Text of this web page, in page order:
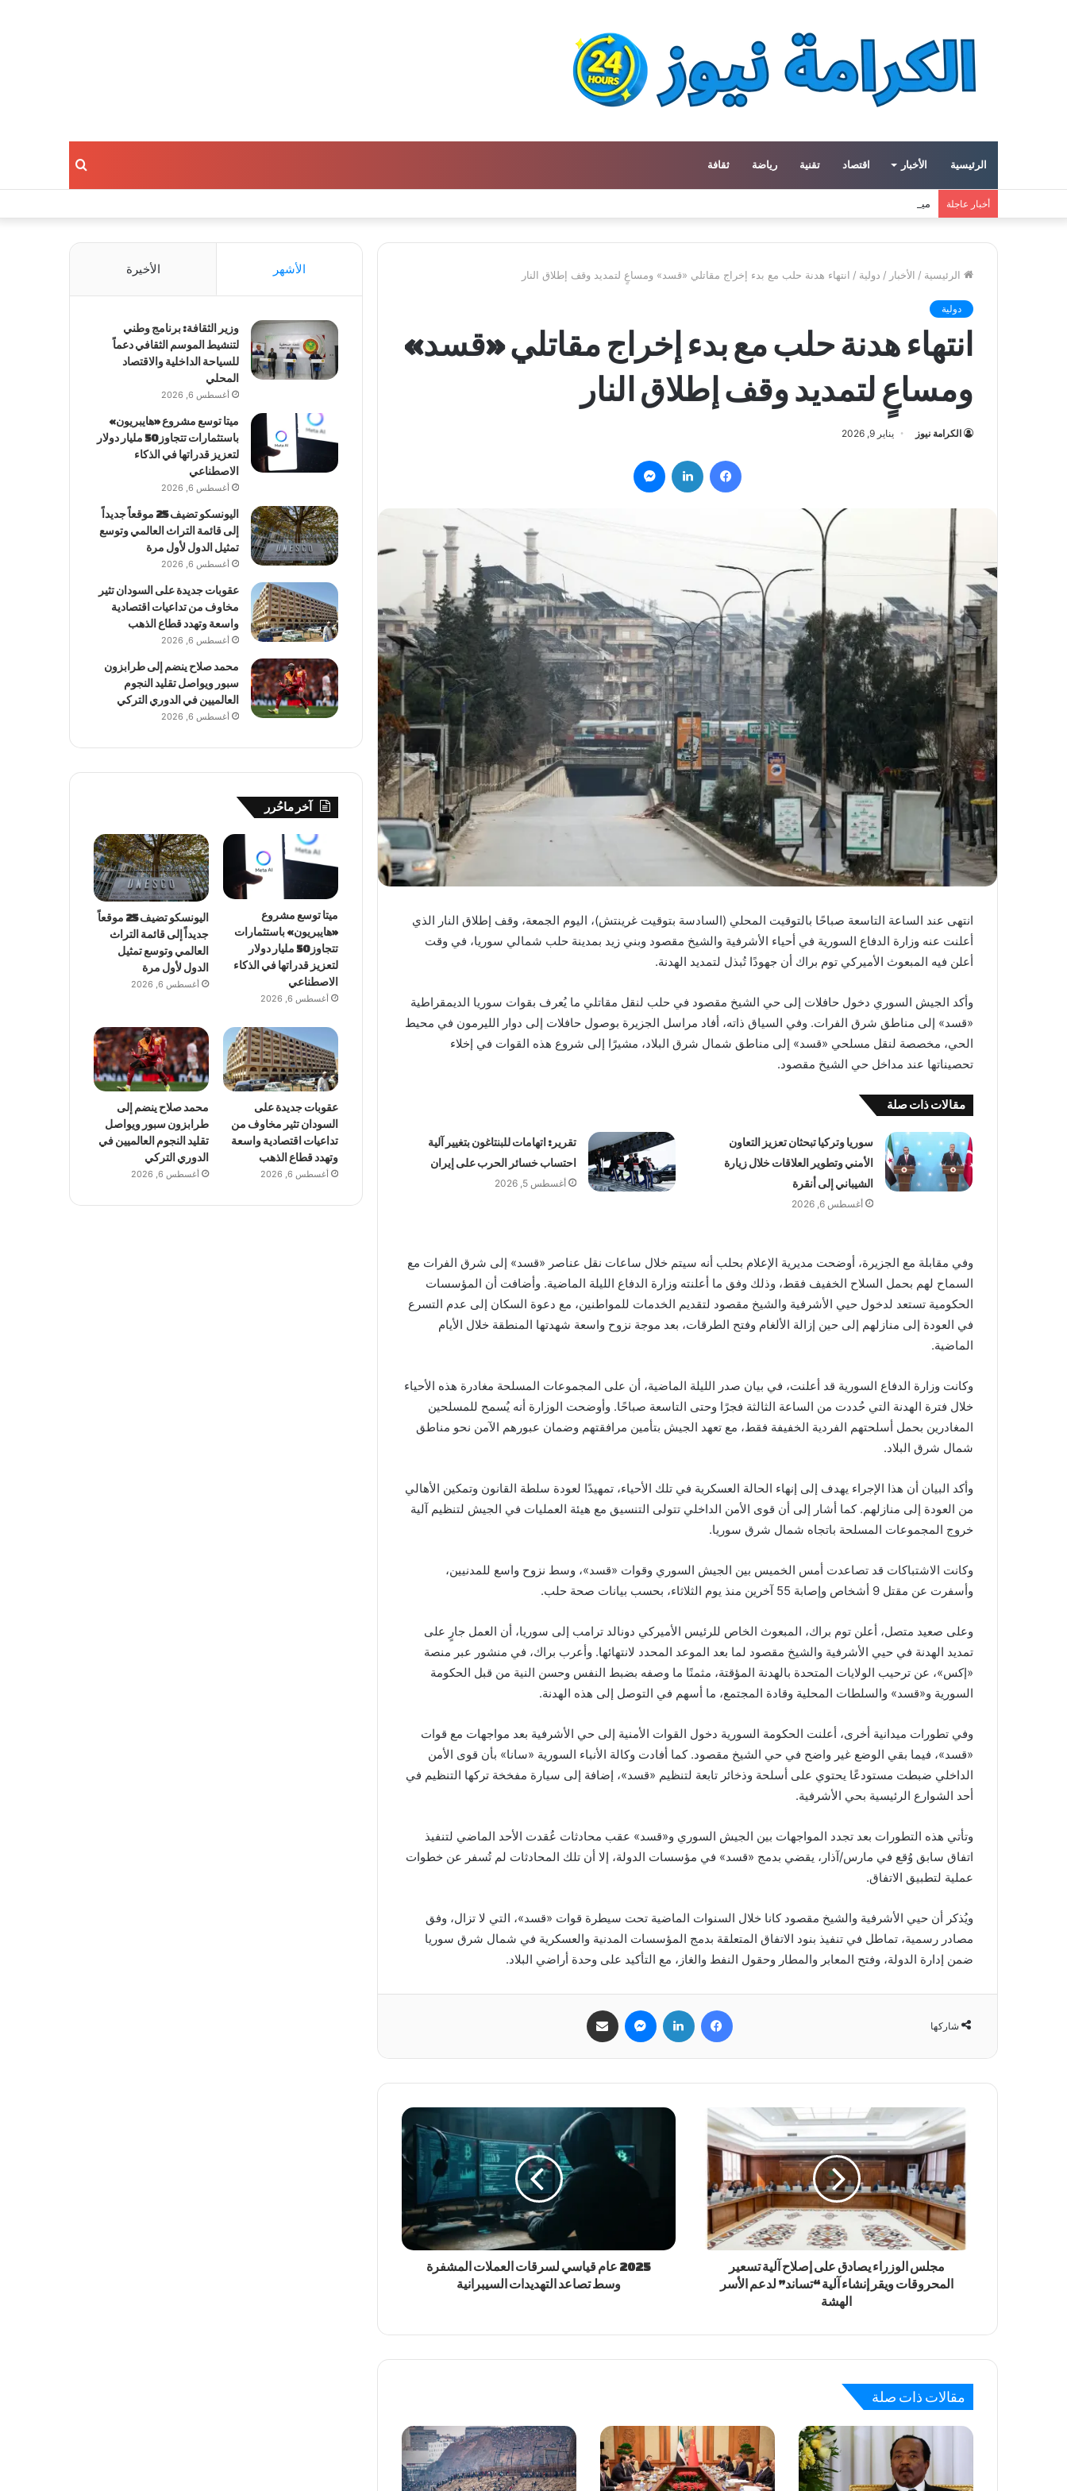
الرئيسية الأخبار اقتصاد تقنية رياضة ثقافة بحث
أخبار عاجلة ميتا توسع مشروع «هايبريون» باستثمارات تتجاوز 50 مليار دولار لتعزيز قدراتها في الذكاء الاصطناعي
الرئيسية / الأخبار / دولية / انتهاء هدنة حلب مع بدء إخراج مقاتلي «قسد» ومساعٍ لتمديد وقف إطلاق النار
دولية
انتهاء هدنة حلب مع بدء إخراج مقاتلي «قسد»
ومساعٍ لتمديد وقف إطلاق النار
الكرامة نيوز يناير 9, 2026
فيسبوك لينكدإن
انتهى عند الساعة التاسعة صباحًا بالتوقيت المحلي (السادسة بتوقيت غرينتش)، اليوم الجمعة، وقف إطلاق النار الذي
أعلنت عنه وزارة الدفاع السورية في أحياء الأشرفية والشيخ مقصود وبني زيد بمدينة حلب شمالي سوريا، في وقت
أعلن فيه المبعوث الأميركي توم براك أن جهودًا تُبذل لتمديد الهدنة.
وأكد الجيش السوري دخول حافلات إلى حي الشيخ مقصود في حلب لنقل مقاتلي ما يُعرف بقوات سوريا الديمقراطية
«قسد» إلى مناطق شرق الفرات. وفي السياق ذاته، أفاد مراسل الجزيرة بوصول حافلات إلى دوار الليرمون في محيط
الحي، مخصصة لنقل مسلحي «قسد» إلى مناطق شمال شرق البلاد، مشيرًا إلى شروع هذه القوات في إخلاء
تحصيناتها عند مداخل حي الشيخ مقصود.
مقالات ذات صلة
سوريا وتركيا تبحثان تعزيز التعاون
الأمني وتطوير العلاقات خلال زيارة
الشيباني إلى أنقرة
أغسطس 6, 2026
تقرير: اتهامات للبنتاغون بتغيير آلية
احتساب خسائر الحرب على إيران
أغسطس 5, 2026
وفي مقابلة مع الجزيرة، أوضحت مديرية الإعلام بحلب أنه سيتم خلال ساعات نقل عناصر «قسد» إلى شرق الفرات مع
السماح لهم بحمل السلاح الخفيف فقط، وذلك وفق ما أعلنته وزارة الدفاع الليلة الماضية. وأضافت أن المؤسسات
الحكومية تستعد لدخول حيي الأشرفية والشيخ مقصود لتقديم الخدمات للمواطنين، مع دعوة السكان إلى عدم التسرع
في العودة إلى منازلهم إلى حين إزالة الألغام وفتح الطرقات، بعد موجة نزوح واسعة شهدتها المنطقة خلال الأيام
الماضية.
وكانت وزارة الدفاع السورية قد أعلنت، في بيان صدر الليلة الماضية، أن على المجموعات المسلحة مغادرة هذه الأحياء
خلال فترة الهدنة التي حُددت من الساعة الثالثة فجرًا وحتى التاسعة صباحًا. وأوضحت الوزارة أنه يُسمح للمسلحين
المغادرين بحمل أسلحتهم الفردية الخفيفة فقط، مع تعهد الجيش بتأمين مرافقتهم وضمان عبورهم الآمن نحو مناطق
شمال شرق البلاد.
وأكد البيان أن هذا الإجراء يهدف إلى إنهاء الحالة العسكرية في تلك الأحياء، تمهيدًا لعودة سلطة القانون وتمكين الأهالي
من العودة إلى منازلهم. كما أشار إلى أن قوى الأمن الداخلي تتولى التنسيق مع هيئة العمليات في الجيش لتنظيم آلية
خروج المجموعات المسلحة باتجاه شمال شرق سوريا.
وكانت الاشتباكات قد تصاعدت أمس الخميس بين الجيش السوري وقوات «قسد»، وسط نزوح واسع للمدنيين،
وأسفرت عن مقتل 9 أشخاص وإصابة 55 آخرين منذ يوم الثلاثاء، بحسب بيانات صحة حلب.
وعلى صعيد متصل، أعلن توم براك، المبعوث الخاص للرئيس الأميركي دونالد ترامب إلى سوريا، أن العمل جارٍ على
تمديد الهدنة في حيي الأشرفية والشيخ مقصود لما بعد الموعد المحدد لانتهائها. وأعرب براك، في منشور عبر منصة
«إكس»، عن ترحيب الولايات المتحدة بالهدنة المؤقتة، مثمنًا ما وصفه بضبط النفس وحسن النية من قبل الحكومة
السورية و«قسد» والسلطات المحلية وقادة المجتمع، ما أسهم في التوصل إلى هذه الهدنة.
وفي تطورات ميدانية أخرى، أعلنت الحكومة السورية دخول القوات الأمنية إلى حي الأشرفية بعد مواجهات مع قوات
«قسد»، فيما بقي الوضع غير واضح في حي الشيخ مقصود. كما أفادت وكالة الأنباء السورية «سانا» بأن قوى الأمن
الداخلي ضبطت مستودعًا يحتوي على أسلحة وذخائر تابعة لتنظيم «قسد»، إضافة إلى سيارة مفخخة تركها التنظيم في
أحد الشوارع الرئيسية بحي الأشرفية.
وتأتي هذه التطورات بعد تجدد المواجهات بين الجيش السوري و«قسد» عقب محادثات عُقدت الأحد الماضي لتنفيذ
اتفاق سابق وُقع في مارس/آذار، يقضي بدمج «قسد» في مؤسسات الدولة، إلا أن تلك المحادثات لم تُسفر عن خطوات
عملية لتطبيق الاتفاق.
ويُذكر أن حيي الأشرفية والشيخ مقصود كانا خلال السنوات الماضية تحت سيطرة قوات «قسد»، التي لا تزال، وفق
مصادر رسمية، تماطل في تنفيذ بنود الاتفاق المتعلقة بدمج المؤسسات المدنية والعسكرية في شمال شرق سوريا
ضمن إدارة الدولة، وفتح المعابر والمطار وحقول النفط والغاز، مع التأكيد على وحدة أراضي البلاد.
شاركها
فيسبوك لينكدإن ماسنجر
مجلس الوزراء يصادق على إصلاح آلية تسعير
المحروقات ويقر إنشاء آلية “تساند” لدعم الأسر
الهشة
2025 عام قياسي لسرقات العملات المشفرة
وسط تصاعد التهديدات السيبرانية
مقالات ذات صلة
الأشهر الأخيرة
وزير الثقافة: برنامج وطني
لتنشيط الموسم الثقافي دعماً
للسياحة الداخلية والاقتصاد
المحلي
أغسطس 6, 2026
ميتا توسع مشروع «هايبريون»
باستثمارات تتجاوز 50 مليار دولار
لتعزيز قدراتها في الذكاء
الاصطناعي
أغسطس 6, 2026
اليونسكو تضيف 25 موقعاً جديداً
إلى قائمة التراث العالمي وتوسع
تمثيل الدول لأول مرة
أغسطس 6, 2026
عقوبات جديدة على السودان تثير
مخاوف من تداعيات اقتصادية
واسعة وتهدد قطاع الذهب
أغسطس 6, 2026
محمد صلاح ينضم إلى طرابزون
سبور ويواصل تقليد النجوم
العالميين في الدوري التركي
أغسطس 6, 2026
آخر ماحُرر
ميتا توسع مشروع
«هايبريون» باستثمارات
تتجاوز 50 مليار دولار
لتعزيز قدراتها في الذكاء
الاصطناعي
أغسطس 6, 2026
اليونسكو تضيف 25 موقعاً
جديداً إلى قائمة التراث
العالمي وتوسع تمثيل
الدول لأول مرة
أغسطس 6, 2026
عقوبات جديدة على
السودان تثير مخاوف من
تداعيات اقتصادية واسعة
وتهدد قطاع الذهب
أغسطس 6, 2026
محمد صلاح ينضم إلى
طرابزون سبور ويواصل
تقليد النجوم العالميين في
الدوري التركي
أغسطس 6, 2026